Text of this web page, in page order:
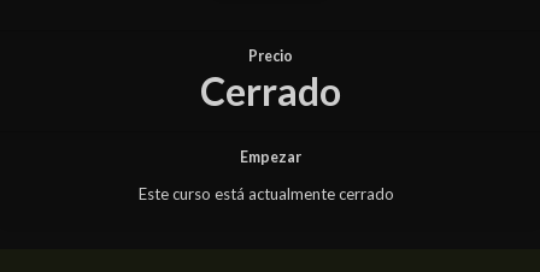
Precio
Cerrado
Empezar
Este curso está actualmente cerrado